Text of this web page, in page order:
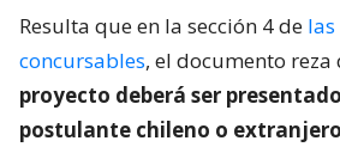
Resulta que en la sección 4 de las
concursables, el documento reza
proyecto deberá ser
postulante chileno o